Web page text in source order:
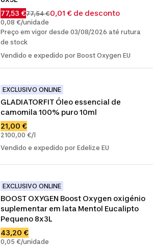
77,53 €77,54 €0,01 € de desconto
0,08 €/unidade
Preço em vigor desde 03/08/2026 até rutura
de stock
Vendido e expedido por Boost Oxygen EU
EXCLUSIVO ONLINE
GLADIATORFIT Óleo essencial de
camomila 100% puro 10ml
21,00 €
2100,00 €/l
Vendido e expedido por Edelize EU
EXCLUSIVO ONLINE
BOOST OXYGEN Boost Oxygen oxigénio
suplementar em lata Mentol Eucalipto
Pequeno 8x3L
43,20 €
0,05 €/unidade